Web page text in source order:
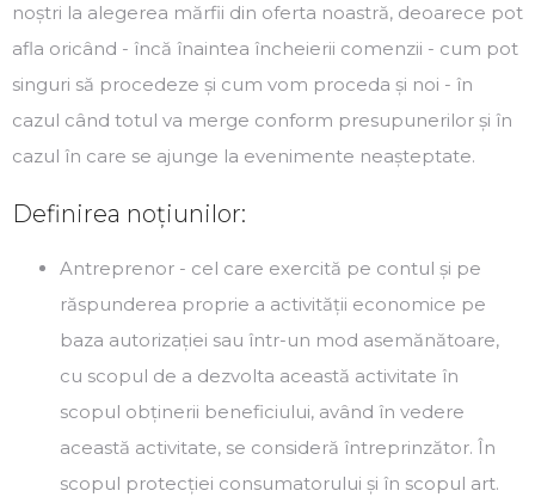
noștri la alegerea mărfii din oferta noastră, deoarece pot
afla oricând - încă înaintea încheierii comenzii - cum pot
singuri să procedeze și cum vom proceda și noi - în
cazul când totul va merge conform presupunerilor și în
cazul în care se ajunge la evenimente neașteptate.
Definirea noțiunilor:
Antreprenor - cel care exercită pe contul și pe
răspunderea proprie a activității economice pe
baza autorizației sau într-un mod asemănătoare,
cu scopul de a dezvolta această activitate în
scopul obținerii beneficiului, având în vedere
această activitate, se consideră întreprinzător. În
scopul protecției consumatorului și în scopul art.